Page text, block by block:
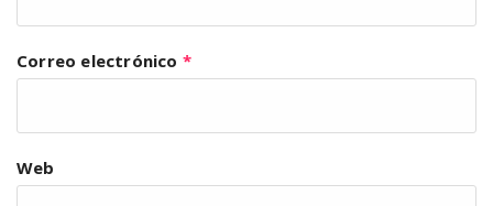
Correo electrónico *
Web